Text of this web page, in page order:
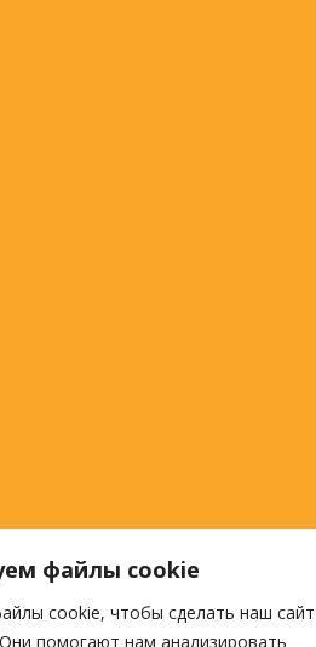
файлы cookie
cookie, чтобы сделать наш сайт
помогают нам анализировать